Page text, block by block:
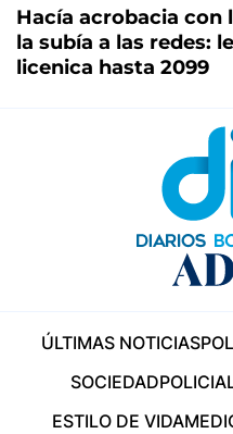
Hacía acrobacia con
la subía a las redes:
licenica hasta 2099
ÚLTIMAS NOTICIAS
SOCIEDAD
ESTILO DE VIDA